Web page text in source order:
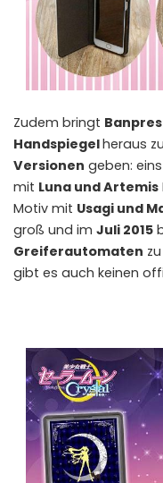
Zudem bringt
Handspiegelheraus
Versionen geben:
mit Luna und Artemis
Motiv mit Usagi und
groß und im Juli 2015
Greiferautomaten
gibt es auch keinen